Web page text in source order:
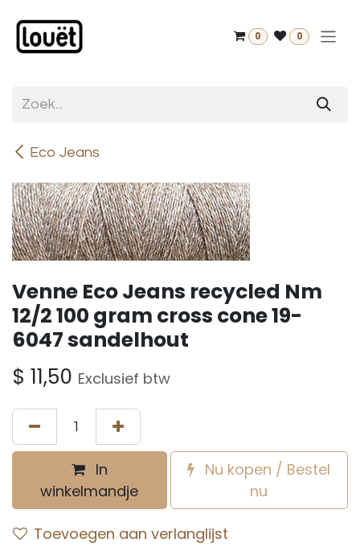
0 0
Eco Jeans
Venne Eco Jeans recycled Nm
12/2 100 gram cross cone 19-
6047 sandelhout
$ 11,50 Exclusief btw
In
winkelmandje
Nu kopen / Bestel
nu
Toevoegen aan verlanglijst